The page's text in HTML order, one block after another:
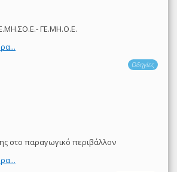
ΓΕ.ΜΗ.Ο.Ε.
Οδηγίες
στο παραγωγικό περιβάλλον